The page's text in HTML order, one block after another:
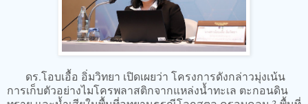
ดร.โอบเอื้อ อิ่มวิทยา เปิดเผยว่า โครงการดังกล่าวมุ่งเน้น
การเก็บตัวอย่างไมโครพลาสติกจากแหล่งน้ำทะเล ตะกอนดิน